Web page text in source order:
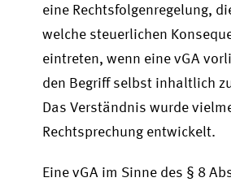
eine Rechtsfolgenregelung,
welche steuerlichen
eintreten, wenn eine vGA
den Begriff selbst inhaltlich
Das Verständnis wurde
Rechtsprechung entwickelt.
Eine vGA im Sinne des § 8